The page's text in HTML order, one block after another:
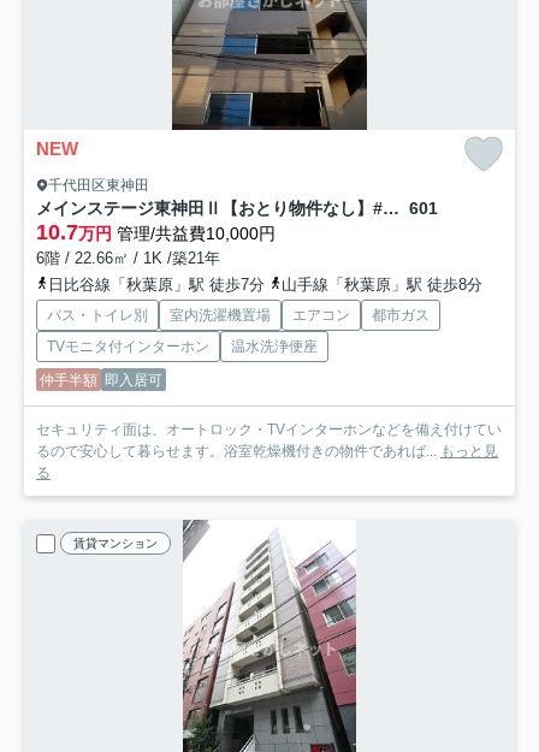
NEW
千代田区東神田
メインステージ東神田Ⅱ【おとり物件なし】#学生・社会人にオススメ！初期費用分割払いOK！ 601
10.7万円 管理/共益費10,000円
6階 / 22.66㎡ / 1K /築21年
日比谷線「秋葉原」駅 徒歩7分
山手線「秋葉原」駅 徒歩8分
バス・トイレ別 室内洗濯機置場 エアコン
都市ガス
TVモニタ付インターホン
温水洗浄便座
仲手半額 即入居可
セキュリティ面は、オートロック・TVインターホンなどを備え付けてい
るので安心して暮らせます。浴室乾燥機付きの物件であれば... もっと見
る
賃貸マンション